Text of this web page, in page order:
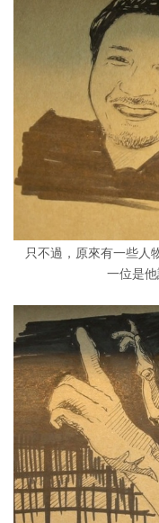
只不過，原來有一些人
一位是他